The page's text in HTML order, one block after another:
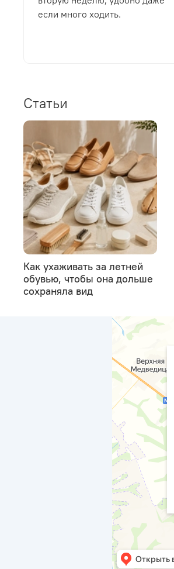
если много ходить.
Статьи
Как ухаживать за летней
обувью, чтобы она дольше
сохраняла вид